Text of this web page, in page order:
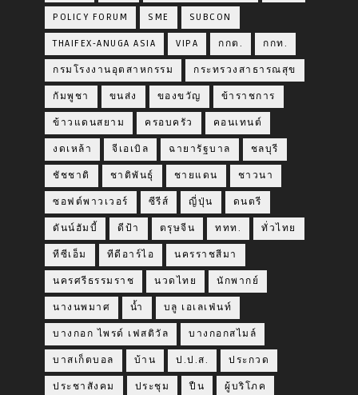
POLICY FORUM SME SUBCON
THAIFEX-ANUGA ASIA VIPA กกต. กกท.
กรมโรงงานอุตสาหกรรม กระทรวงสาธารณสุข
กัมพูชา ขนส่ง ของขวัญ ข้าราชการ
ข้าวแดนสยาม ครอบครัว คอนเทนต์
งดเหล้า จีเอเบิล ฉายารัฐบาล ชลบุรี
ชัชชาติ ชาติพันธุ์ ชายแดน ชาวนา
ซอฟต์พาวเวอร์ ซีรีส์ ญี่ปุ่น ดนตรี
ดันน์ฮัมบี้ ดีป้า ตรุษจีน ททท. ทั่วไทย
ทีซีเอ็ม ทีดีอาร์ไอ นครราชสีมา
นครศรีธรรมราช นวดไทย นักพากย์
นางนพมาศ น้ำ บลู เอเลเฟ่นท์
บางกอก ไพรด์ เฟสติวัล บางกอกสไมล์
บาสเก็ตบอล บ้าน ป.ป.ส. ประกวด
ประชาสังคม ประชุม ปืน ผู้บริโภค